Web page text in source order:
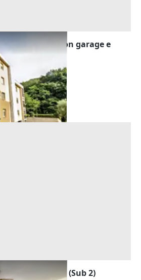
con garage e
al piano primo (Sub 2)